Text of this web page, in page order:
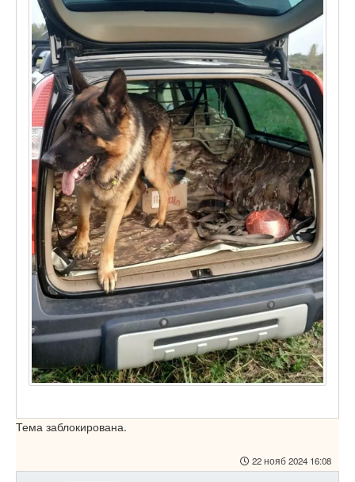
Тема заблокирована.
22 нояб 2024 16:08